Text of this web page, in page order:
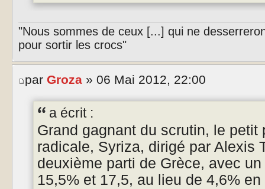
"Nous sommes de ceux [...] qui ne
pour sortir les crocs"
par Groza » 06 Mai 2012, 22:00
a écrit :
Grand gagnant du scrutin, le petit
radicale, Syriza, dirigé par Alexis
deuxième parti de Grèce, avec
15,5% et 17,5, au lieu de 4,6% en